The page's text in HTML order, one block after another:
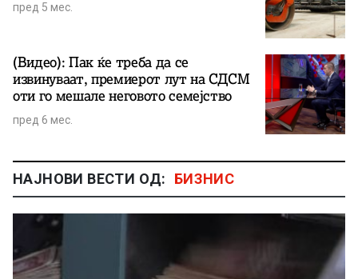
пред 5 мес.
(Видео): Пак ќе треба да се
извинуваат, премиерот лут на СДСМ
оти го мешале неговото семејство
пред 6 мес.
НАЈНОВИ ВЕСТИ ОД: БИЗНИС